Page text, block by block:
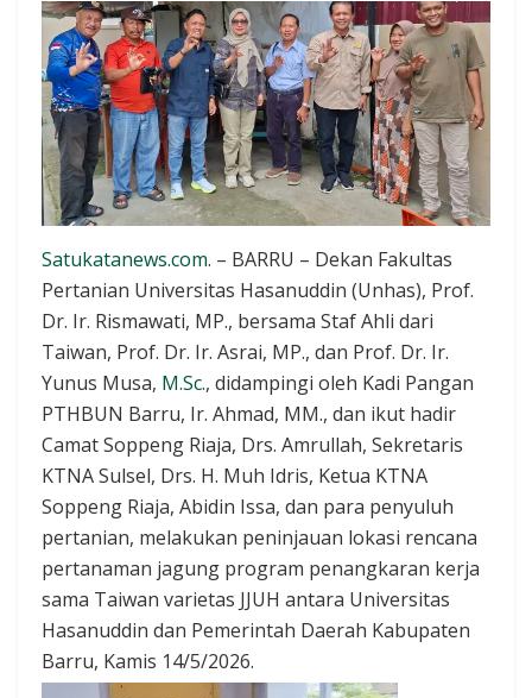
Satukatanews.com. – BARRU – Dekan Fakultas
Pertanian Universitas Hasanuddin (Unhas), Prof.
Dr. Ir. Rismawati, MP., bersama Staf Ahli dari
Taiwan, Prof. Dr. Ir. Asrai, MP., dan Prof. Dr. Ir.
Yunus Musa, M.Sc., didampingi oleh Kadi Pangan
PTHBUN Barru, Ir. Ahmad, MM., dan ikut hadir
Camat Soppeng Riaja, Drs. Amrullah, Sekretaris
KTNA Sulsel, Drs. H. Muh Idris, Ketua KTNA
Soppeng Riaja, Abidin Issa, dan para penyuluh
pertanian, melakukan peninjauan lokasi rencana
pertanaman jagung program penangkaran kerja
sama Taiwan varietas JJUH antara Universitas
Hasanuddin dan Pemerintah Daerah Kabupaten
Barru, Kamis 14/5/2026.